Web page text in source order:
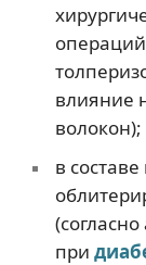
операций
влияние
волокон);
в
при